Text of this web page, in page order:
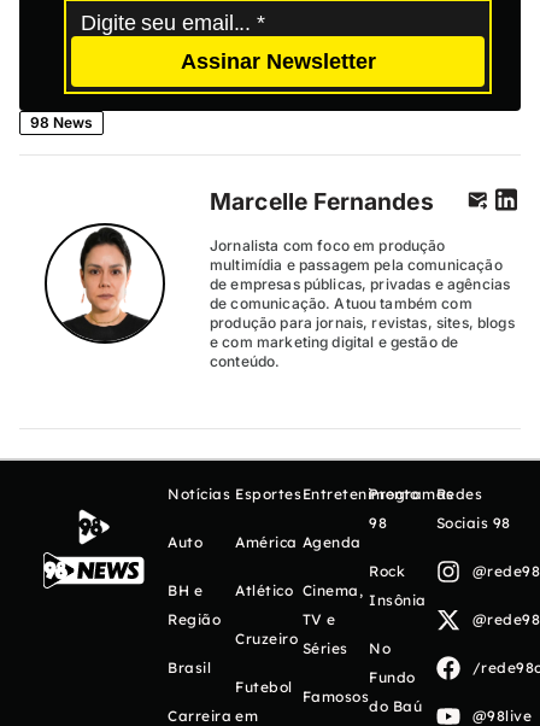
Assinar Newsletter
98 News
Marcelle Fernandes
Jornalista com foco em produção
multimídia e passagem pela comunicação
de empresas públicas, privadas e agências
de comunicação. Atuou também com
produção para jornais, revistas, sites, blogs
e com marketing digital e gestão de
conteúdo.
Notícias
Auto
BH e
Região
Brasil
Carreira
Esportes
América
Atlético
Cruzeiro
Futebol
em
Entretenimento
Agenda
Cinema,
TV e
Séries
Famosos
Programas
98
Rock
Insônia
No
Fundo
do Baú
Redes
Sociais 98
/
@98live